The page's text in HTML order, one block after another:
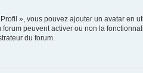
», vous pouvez ajouter un avatar
peuvent activer ou non la
du forum.